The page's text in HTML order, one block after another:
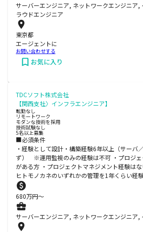
サーバーエンジニア, ネットワークエンジニア,
ラウドエンジニア
東京都
エージェントに
お問い合わせする
お気に入り
TDCソフト株式会社
【関西支社〉インフラエンジニア】
転勤なし
リモートワーク
モダンな技術を採用
技術試験なし
5名以上募集
■必須条件
・経験として設計・構築経験6年以上（サーバ
ず） ※運用監視のみの経験は不可 ・プロジェ
がある方 ・プロジェクトマネジメント経験は
ヒトモノカネのいずれかの管理を1年くらい経
680万円〜
サーバーエンジニア, ネットワークエンジニア,